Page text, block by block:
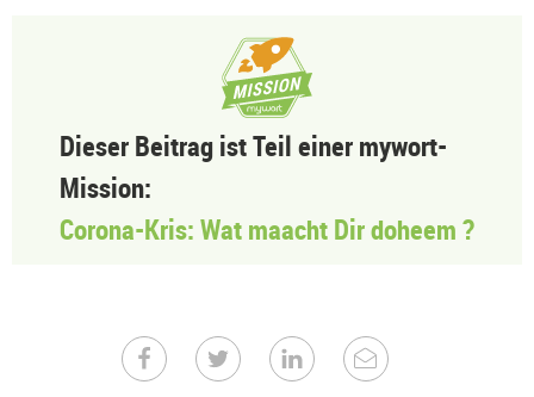
Dieser Beitrag ist Teil einer mywort-
Mission:
Corona-Kris: Wat maacht Dir doheem ?